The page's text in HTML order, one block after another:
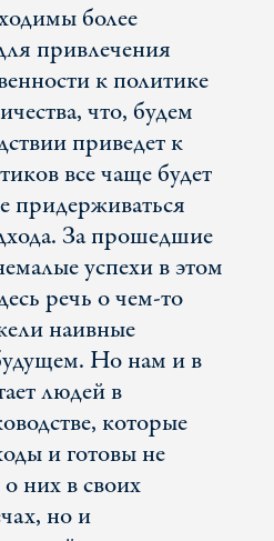
более
привлечения
к политике
что, будем
приведет к
все чаще будет
придерживаться
За прошедшие
успехи в этом
речь о чем-то
наивные
Но нам и в
людей в
которые
и готовы не
них в своих
но и